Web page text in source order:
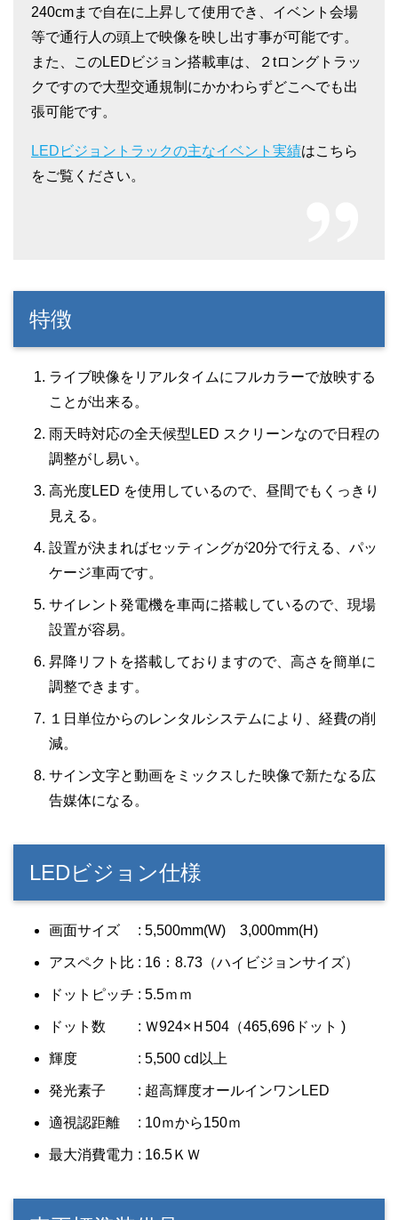
240cmまで自在に上昇して使用でき、イベント会場
等で通行人の頭上で映像を映し出す事が可能です。
また、このLEDビジョン搭載車は、２tロングトラッ
クですので大型交通規制にかかわらずどこへでも出
張可能です。
LEDビジョントラックの主なイベント実績はこちら
をご覧ください。
特徴
ライブ映像をリアルタイムにフルカラーで放映する
ことが出来る。
雨天時対応の全天候型LED スクリーンなので日程の
調整がし易い。
高光度LED を使用しているので、昼間でもくっきり
見える。
設置が決まればセッティングが20分で行える、パッ
ケージ車両です。
サイレント発電機を車両に搭載しているので、現場
設置が容易。
昇降リフトを搭載しておりますので、高さを簡単に
調整できます。
１日単位からのレンタルシステムにより、経費の削
減。
サイン文字と動画をミックスした映像で新たなる広
告媒体になる。
LEDビジョン仕様
画面サイズ : 5,500mm(W) 3,000mm(H)
アスペクト比 : 16：8.73（ハイビジョンサイズ）
ドットピッチ : 5.5ｍｍ
ドット数 : Ｗ924×Ｈ504（465,696ドット )
輝度 : 5,500 cd以上
発光素子 : 超高輝度オールインワンLED
適視認距離 : 10ｍから150ｍ
最大消費電力 : 16.5ＫＷ